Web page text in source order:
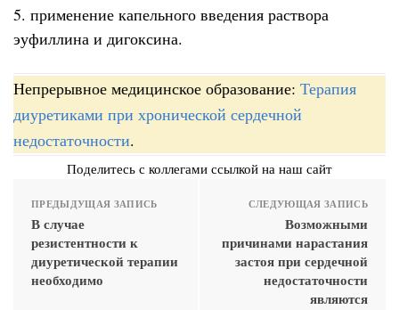
5. применение капельного введения раствора
эуфиллина и дигоксина.
Непрерывное медицинское образование: Терапия
диуретиками при хронической сердечной
недостаточности.
Поделитесь с коллегами ссылкой на наш сайт
ПРЕДЫДУЩАЯ ЗАПИСЬ
В случае
резистентности к
диуретической терапии
необходимо
СЛЕДУЮЩАЯ ЗАПИСЬ
Возможными
причинами нарастания
застоя при сердечной
недостаточности
являются